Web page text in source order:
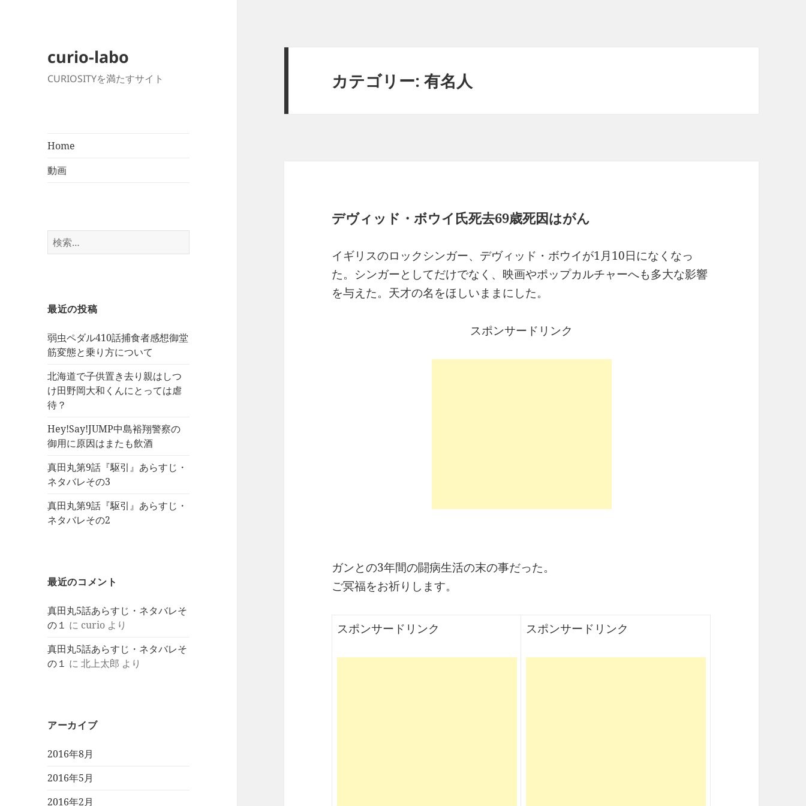
curio-labo
CURIOSITYを満たすサイト
Home
動画
検
索:
最近の投稿
弱虫ペダル410話捕食者感想御堂
筋変態と乗り方について
北海道で子供置き去り親はしつ
け田野岡大和くんにとっては虐
待？
Hey!Say!JUMP中島裕翔警察の
御用に原因はまたも飲酒
真田丸第9話『駆引』あらすじ・
ネタバレその3
真田丸第9話『駆引』あらすじ・
ネタバレその2
最近のコメント
真田丸5話あらすじ・ネタバレそ
の１ に curio より
真田丸5話あらすじ・ネタバレそ
の１ に北上太郎 より
アーカイブ
2016年8月
2016年5月
2016年2月
カテゴリー:有名人
デヴィッド・ボウイ氏死去69歳死因はがん
イギリスのロックシンガー、デヴィッド・ボウイが1月10日になくなっ
た。シンガーとしてだけでなく、映画やポップカルチャーへも多大な影響
を与えた。天才の名をほしいままにした。
スポンサードリンク
ガンとの3年間の闘病生活の末の事だった。
ご冥福をお祈りします。
スポンサードリンク スポンサードリンク